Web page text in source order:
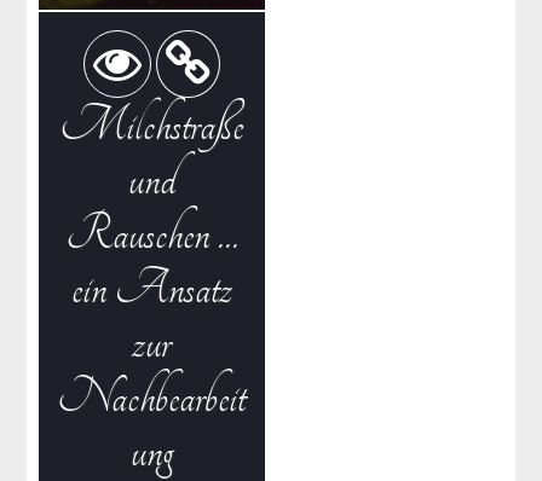
Milchstraße
und
Rauschen …
ein Ansatz
zur
Nachbearbeit
ung